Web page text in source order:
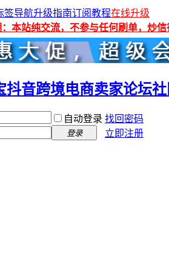
签导航升级指南订阅教程在线升级
本站纯交流，不参与任何刷单，炒信
自动登录 找回密码
登录
立即注册